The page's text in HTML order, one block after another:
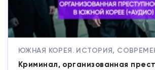
ЮЖНАЯ КОРЕЯ. ИСТОРИЯ,
Криминал, организованная